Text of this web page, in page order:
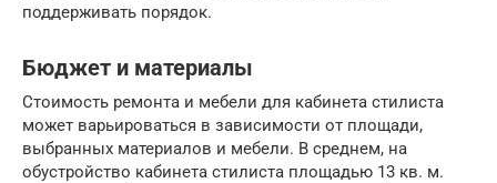
поддерживать порядок.
Бюджет и материалы
Стоимость ремонта и мебели для кабинета стилиста
может варьироваться в зависимости от площади,
выбранных материалов и мебели. В среднем, на
обустройство кабинета стилиста площадью 13 кв. м.